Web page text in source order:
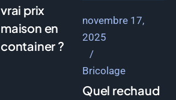
vrai prix
maison en
container ?
novembre 17,
2025
Bricolage
Quel rechaud